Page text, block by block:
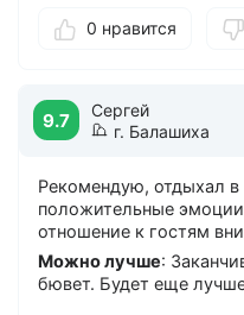
0 нравится
9.7
Сергей
г. Балашиха
Рекомендую, отдыхал
положительные
отношение к гостям
Можно лучше:
бювет. Будет еще